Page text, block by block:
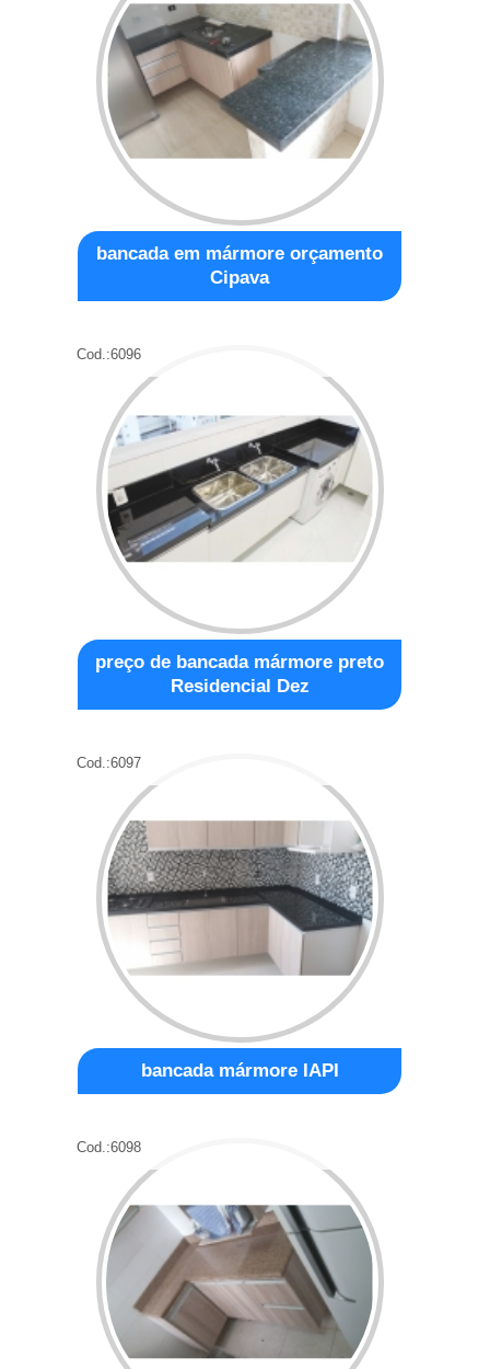
bancada em mármore orçamento
Cipava
Cod.:6096
preço de bancada mármore preto
Residencial Dez
Cod.:6097
bancada mármore IAPI
Cod.:6098